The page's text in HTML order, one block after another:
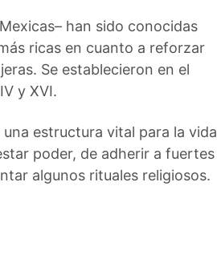
han sido conocidas
ricas en cuanto a reforzar
Se establecieron en el
y XVI.
estructura vital para la vida
poder, de adherir a fuertes
algunos rituales religiosos.